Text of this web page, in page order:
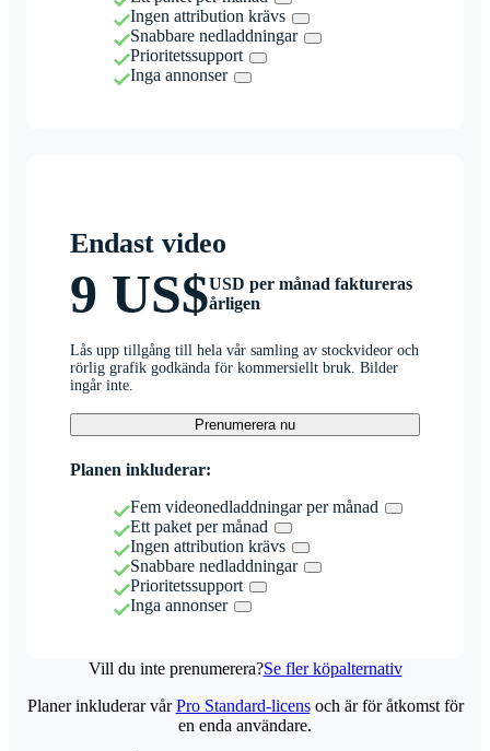
Ingen attribution krävs
Snabbare nedladdningar
Prioritetssupport
Inga annonser
Endast video
9 US$USD per månad faktureras
årligen
Lås upp tillgång till hela vår samling av stockvideor och
rörlig grafik godkända för kommersiellt bruk. Bilder
ingår inte.
Prenumerera nu
Planen inkluderar:
Fem videonedladdningar per månad
Ett paket per månad
Ingen attribution krävs
Snabbare nedladdningar
Prioritetssupport
Inga annonser
Vill du inte prenumerera?Se fler köpalternativ
Planer inkluderar vårPro Standard-licensoch är för åtkomst för
en enda användare.